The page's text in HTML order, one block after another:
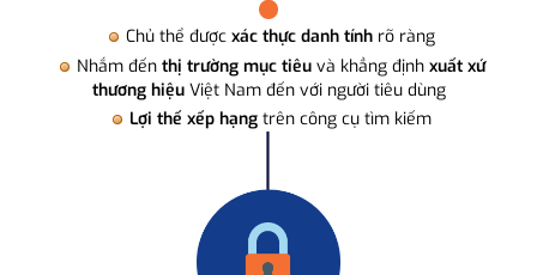
Chủ thể được xác thực danh tính rõ ràng
Nhắm đến thị trường mục tiêuvà khẳng định xuất xứ
thương hiệuViệt Nam đến với người tiêu dùng
Lợi thế xếp hạng trên công cụ tìm kiếm